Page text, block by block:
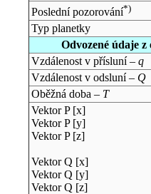
Poslední pozorování*)
Typ planetky
Odvozené údaje
Vzdálenost v přísluní – q
Vzdálenost v odsluní – Q
Oběžná doba – T
Vektor P [x]
Vektor P [y]
Vektor P [z]
Vektor Q [x]
Vektor Q [y]
Vektor Q [z]